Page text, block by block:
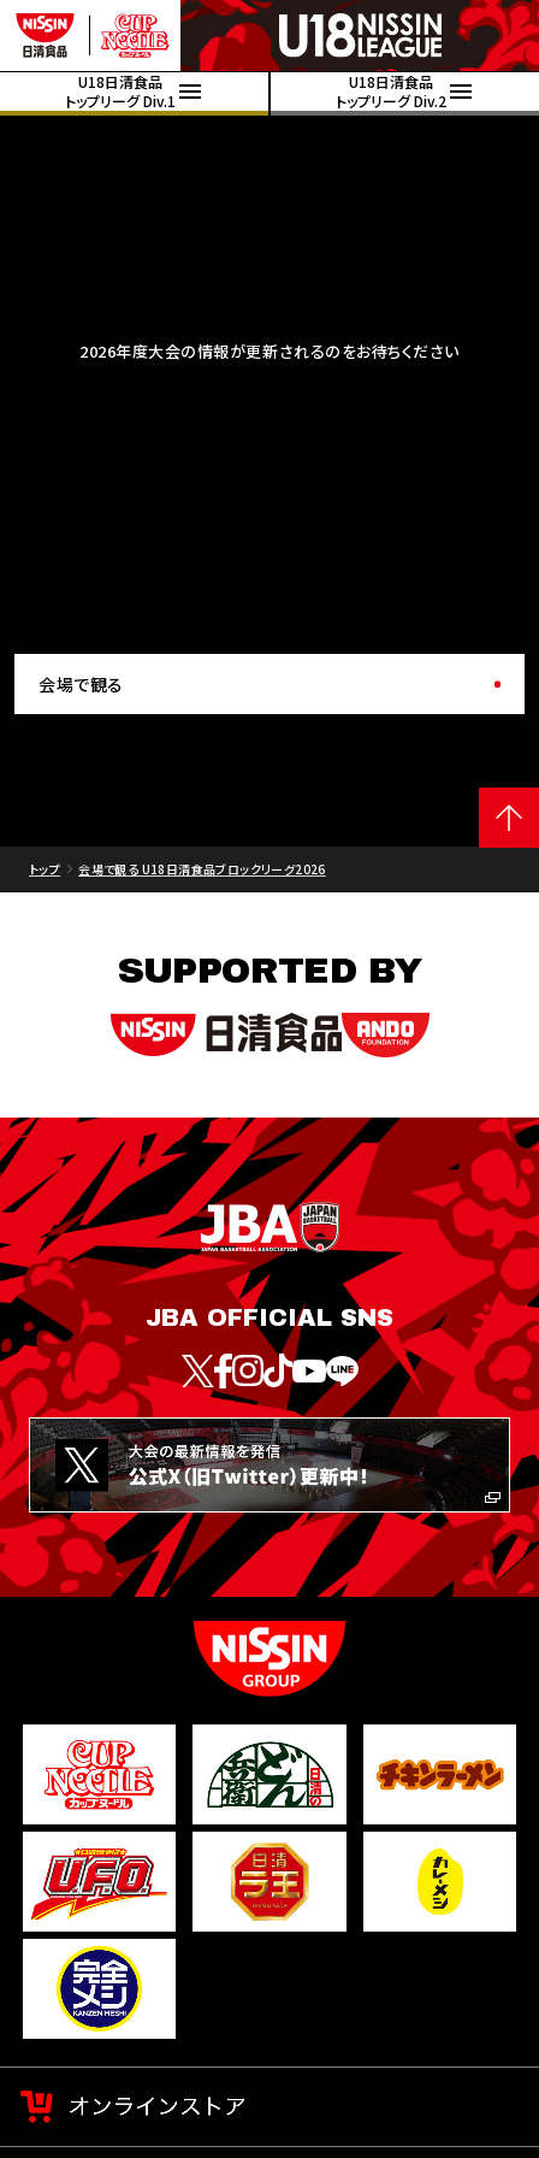
U18日清食品
トップリーグ Div.1
U18日清食品
トップリーグ Div.2
2026年度大会の情報が更新されるのをお待ちください
会場で観る
トップ 会場で観る U18日清食品ブロックリーグ2026
SUPPORTED BY
JBA OFFICIAL SNS